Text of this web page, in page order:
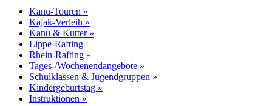
Kanu-Touren »
Kajak-Verleih »
Kanu & Kutter »
Lippe-Rafting
Rhein-Rafting »
Tages-/Wochenendangebote »
Schulklassen & Jugendgruppen »
Kindergeburtstag »
Instruktionen »